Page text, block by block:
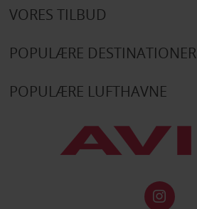
VORES TILBUD
POPULÆRE DESTINATIONER
POPULÆRE LUFTHAVNE